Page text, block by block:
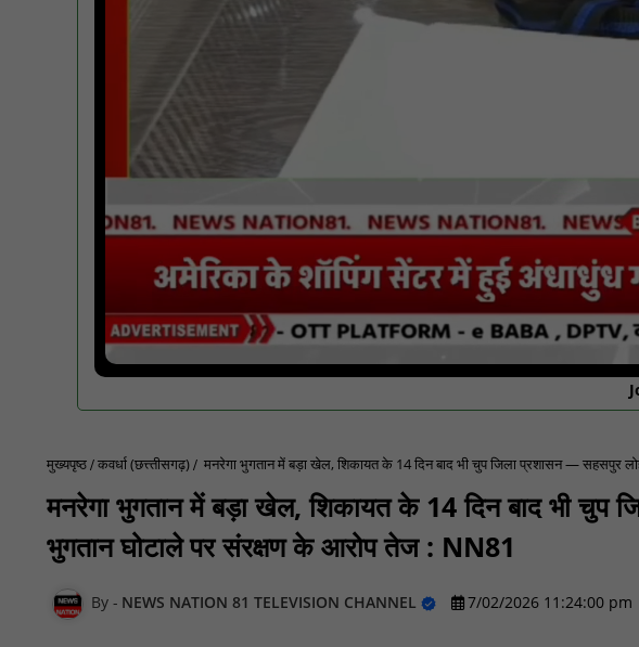
मुख्यपृष्ठ कवर्धा (छत्त्तीसगढ़) मनरेगा भुगतान में बड़ा खेल, शिकायत के 14 दिन बाद भी चुप जिला प्रशासन — सहसपुर
मनरेगा भुगतान में बड़ा खेल, शिकायत के 14 दिन बाद भी चुप
भुगतान घोटाले पर संरक्षण के आरोप तेज : NN81
NEWS NATION 81 TELEVISION CHANNEL 7/02/2026 11:24:00 pm